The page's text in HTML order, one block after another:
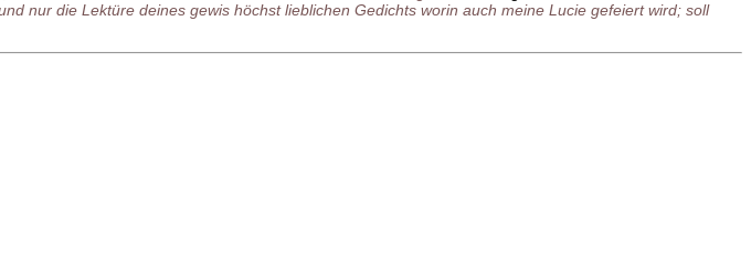
nur die Lektüre deines gewis höchst lieblichen Gedichts worin auch meine Lucie gefeiert wird; soll